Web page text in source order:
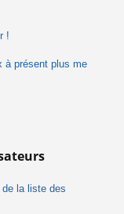
!
à présent plus me
de la liste des